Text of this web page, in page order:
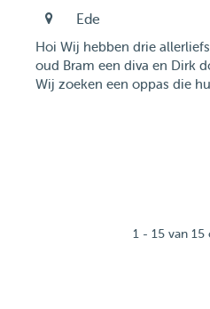
Ede
Hoi Wij hebben drie
oud Bram een diva en Dirk
Wij zoeken een oppas die
1 - 15 van